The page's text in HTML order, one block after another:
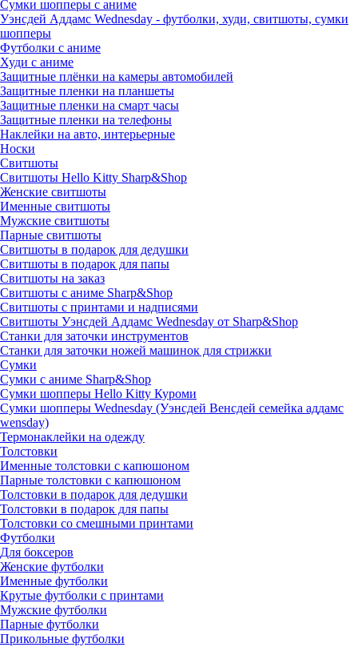
Сумки шопперы с аниме
Уэнсдей Аддамс Wednesday - футболки, худи, свитшоты, сумки
шопперы
Футболки с аниме
Худи с аниме
Защитные плёнки на камеры автомобилей
Защитные пленки на планшеты
Защитные пленки на смарт часы
Защитные пленки на телефоны
Наклейки на авто, интерьерные
Носки
Свитшоты
Cвитшоты Hello Kitty Sharp&Shop
Женские свитшоты
Именные свитшоты
Мужские свитшоты
Парные свитшоты
Свитшоты в подарок для дедушки
Свитшоты в подарок для папы
Свитшоты на заказ
Свитшоты с аниме Sharp&Shop
Свитшоты с принтами и надписями
Свитшоты Уэнсдей Аддамс Wednesday от Sharp&Shop
Станки для заточки инструментов
Станки для заточки ножей машинок для стрижки
Сумки
Сумки с аниме Sharp&Shop
Сумки шопперы Hello Kitty Куроми
Сумки шопперы Wednesday (Уэнсдей Венсдей семейка аддамс
wensday)
Термонаклейки на одежду
Толстовки
Именные толстовки с капюшоном
Парные толстовки с капюшоном
Толстовки в подарок для дедушки
Толстовки в подарок для папы
Толстовки со смешными принтами
Футболки
Для боксеров
Женские футболки
Именные футболки
Крутые футболки с принтами
Мужские футболки
Парные футболки
Прикольные футболки